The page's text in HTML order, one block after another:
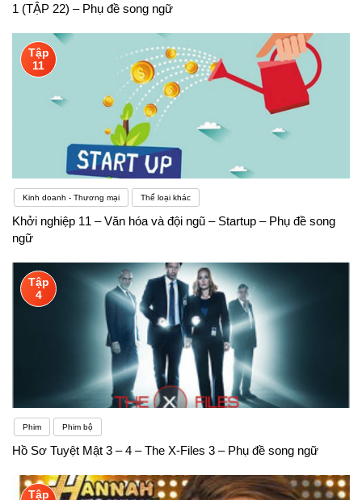
1 (TẬP 22) – Phụ đề song ngữ
Tập
11
Kinh doanh - Thương mại Thể loại khác
Khởi nghiệp 11 – Văn hóa và đội ngũ – Startup – Phụ đề song
ngữ
Tập
4
Phim Phim bộ
Hồ Sơ Tuyệt Mật 3 – 4 – The X-Files 3 – Phụ đề song ngữ
Tập